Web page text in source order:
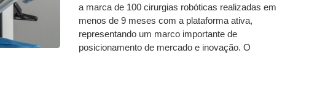
a marca de 100 cirurgias robóticas realizadas em
menos de 9 meses com a plataforma ativa,
representando um marco importante de
posicionamento de mercado e inovação. O